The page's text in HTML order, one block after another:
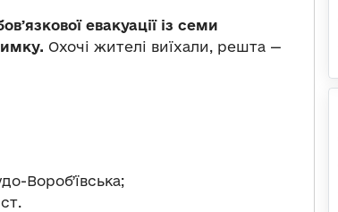
евакуації із семи
Охочі жителі виїхали, решта —
Воробʼївська;